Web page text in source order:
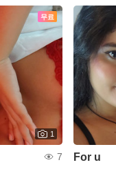
무료
1
7 For u